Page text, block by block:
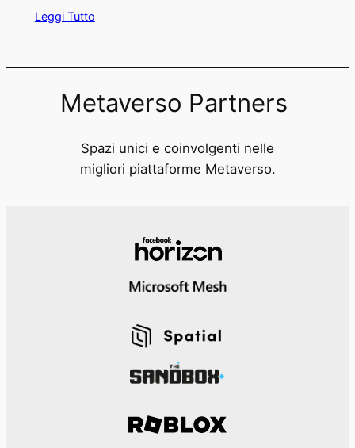
Leggi Tutto
Metaverso Partners
Spazi unici e coinvolgenti nelle
migliori piattaforme Metaverso.